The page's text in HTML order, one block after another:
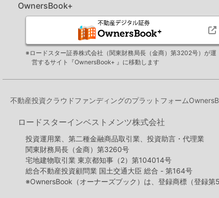
OwnersBook+
※ロードスター証券株式会社（関東財務局長（金商）第3202号）が運
営するサイト『OwnersBook+ 』に移動します
不動産投資クラウドファンディングのプラットフォーム
ロードスターインベストメンツ株式会社
投資運用業、第二種金融商品取引業、投資助言・代理業
関東財務局長（金商）第3260号
宅地建物取引業 東京都知事（2）第104014号
総合不動産投資顧問業 国土交通大臣 総合 - 第164号
※OwnersBook（オーナーズブック）は、登録商標（登録第